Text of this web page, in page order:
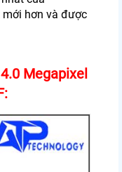
mới hơn và được
Megapixel